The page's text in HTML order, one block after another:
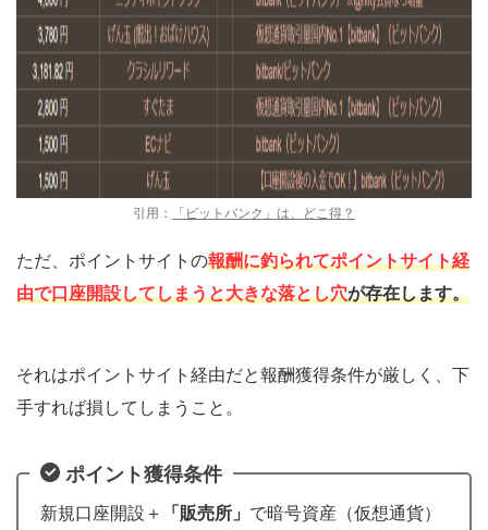
引用： 「ビットバンク」は、どこ得？
ただ、ポイントサイトの報酬に釣られてポイントサイト経
由で口座開設してしまうと大きな落とし穴が存在します。
それはポイントサイト経由だと報酬獲得条件が厳しく、下
手すれば損してしまうこと。
ポイント獲得条件
新規口座開設＋ 「販売所」 で暗号資産（仮想通貨）